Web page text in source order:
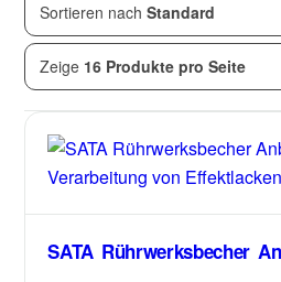
Sortieren nachStandard
Zeige 16 Produkte pro Seite
Zeige1von1Produkten
SATA Rührwerksbecher